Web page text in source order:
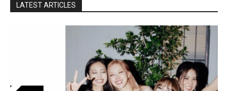
LATEST ARTICLES